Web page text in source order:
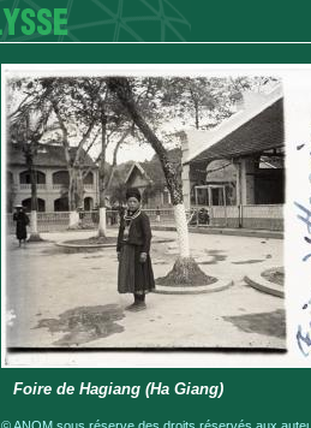
Foire de Hagiang (Ha Giang)